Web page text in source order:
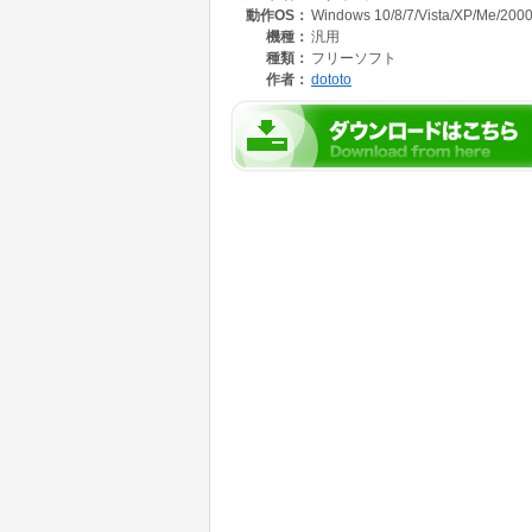
動作OS： Windows 10/8/7/Vista/XP/Me/
機種： 汎用
種類： フリーソフト
作者： dototo